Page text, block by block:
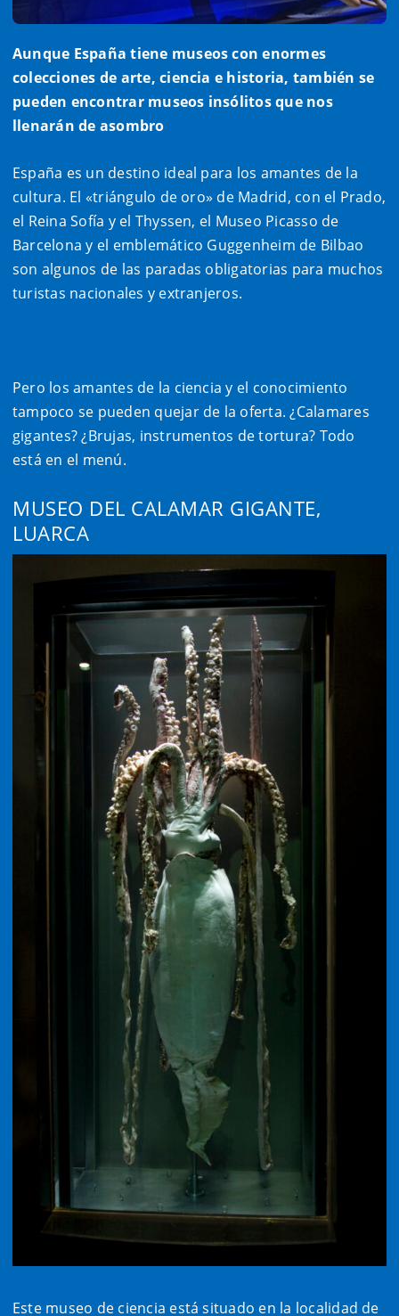
Aunque España tiene museos con enormes
colecciones de arte, ciencia e historia, también se
pueden encontrar museos insólitos que nos
llenarán de asombro
España es un destino ideal para los amantes de la
cultura. El «triángulo de oro» de Madrid, con el Prado,
el Reina Sofía y el Thyssen, el Museo Picasso de
Barcelona y el emblemático Guggenheim de Bilbao
son algunos de las paradas obligatorias para muchos
turistas nacionales y extranjeros.
Pero los amantes de la ciencia y el conocimiento
tampoco se pueden quejar de la oferta. ¿Calamares
gigantes? ¿Brujas, instrumentos de tortura? Todo
está en el menú.
MUSEO DEL CALAMAR GIGANTE,
LUARCA
Este museo de ciencia está situado en la localidad de